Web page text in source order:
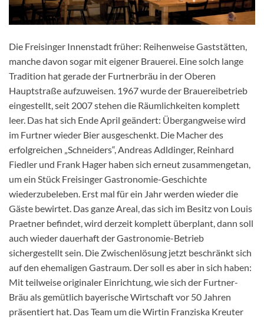
Die Freisinger Innenstadt früher: Reihenweise Gaststätten,
manche davon sogar mit eigener Brauerei. Eine solch lange
Tradition hat gerade der Furtnerbräu in der Oberen
Hauptstraße aufzuweisen. 1967 wurde der Brauereibetrieb
eingestellt, seit 2007 stehen die Räumlichkeiten komplett
leer. Das hat sich Ende April geändert: Übergangweise wird
im Furtner wieder Bier ausgeschenkt. Die Macher des
erfolgreichen „Schneiders“, Andreas Adldinger, Reinhard
Fiedler und Frank Hager haben sich erneut zusammengetan,
um ein Stück Freisinger Gastronomie-Geschichte
wiederzubeleben. Erst mal für ein Jahr werden wieder die
Gäste bewirtet. Das ganze Areal, das sich im Besitz von Louis
Praetner befindet, wird derzeit komplett überplant, dann soll
auch wieder dauerhaft der Gastronomie-Betrieb
sichergestellt sein. Die Zwischenlösung jetzt beschränkt sich
auf den ehemaligen Gastraum. Der soll es aber in sich haben:
Mit teilweise originaler Einrichtung, wie sich der Furtner-
Bräu als gemütlich bayerische Wirtschaft vor 50 Jahren
präsentiert hat. Das Team um die Wirtin Franziska Kreuter